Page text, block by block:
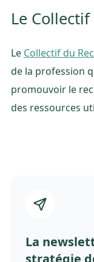
Le
Le Collectif du
de la profession
promouvoir le
des ressources
La
stratégie